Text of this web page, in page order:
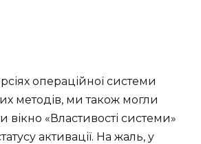
операційної системи
методів, ми також могли
вікно «Властивості системи»
активації. На жаль, у